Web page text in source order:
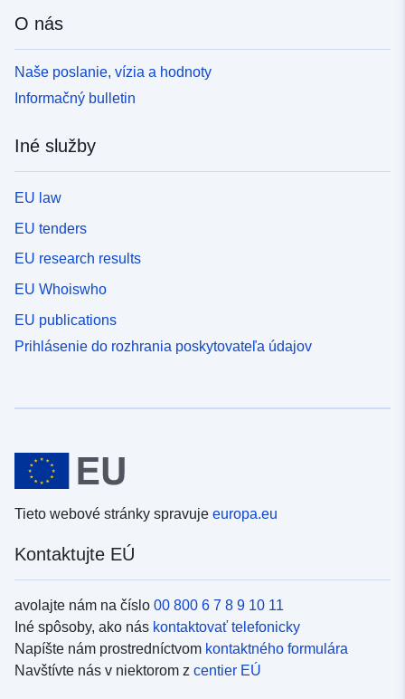
O nás
Naše poslanie, vízia a hodnoty
Informačný bulletin
Iné služby
EU law
EU tenders
EU research results
EU Whoiswho
EU publications
Prihlásenie do rozhrania poskytovateľa údajov
Tieto webové stránky spravuje europa.eu
Kontaktujte EÚ
avolajte nám na číslo 00 800 6 7 8 9 10 11
Iné spôsoby, ako nás kontaktovať telefonicky
Napíšte nám prostredníctvom kontaktného formulára
Navštívte nás v niektorom z centier EÚ